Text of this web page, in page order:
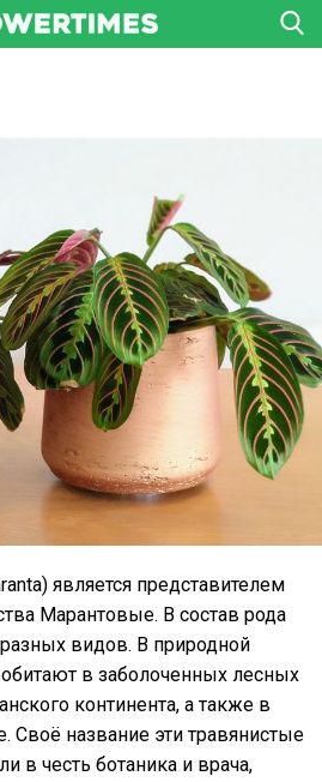
является представителем
Марантовые. В состав рода
видов. В природной
обитают в заболоченных лесных
континента, а также в
Своё название эти травянистые
в честь ботаника и врача,